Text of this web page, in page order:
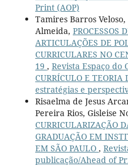
Print (AOP)
Tamires Barros
Almeida, PROCESSOS
ARTICULAÇÕES DE
CURRICULARES NO
19 , Revista Espaço do
CURRÍCULO E TEORIA
estratégias e
Risaelma de Jesus
Pereira Rios, Gisleise
CURRICULARIZAÇÃO
GRADUAÇÃO EM
EM SÃO PAULO ,
publicação/Ahead of